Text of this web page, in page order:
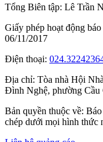
Tổng Biên tập: Lê Trần
Giấy phép hoạt động
06/11/2017
Điện thoại:
Địa chỉ: Tòa nhà Hội
Đình Nghệ, phường Cầu
Bản quyền thuộc về:
chép dưới mọi hình thức